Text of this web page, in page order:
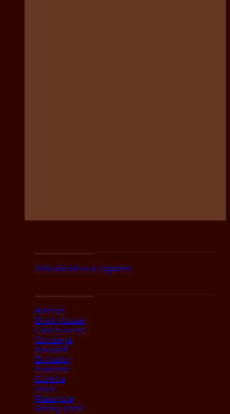
Príslušenstvo k cigarám
Ashton
Brick House
Casa turrent
Condega
davidoff
Dictador
Essenze
Gurkha
Oliva
Plasencia
Rocky patel